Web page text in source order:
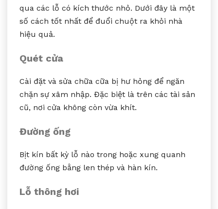
qua các lỗ có kích thước nhỏ. Dưới đây là một
số cách tốt nhất để đuổi chuột ra khỏi nhà
hiệu quả.
Quét cửa
Cài đặt và sửa chữa cữa bị hư hỏng để ngăn
chặn sự xâm nhập. Đặc biệt là trên các tài sản
cũ, nơi cửa không còn vừa khít.
Đường ống
Bịt kín bất kỳ lỗ nào trong hoặc xung quanh
đường ống bằng len thép và hàn kín.
Lỗ thông hơi